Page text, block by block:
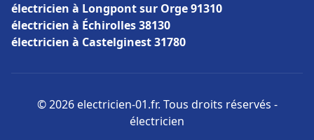
électricien à Longpont sur Orge 91310
électricien à Échirolles 38130
électricien à Castelginest 31780
© 2026 electricien-01.fr. Tous droits réservés -
électricien